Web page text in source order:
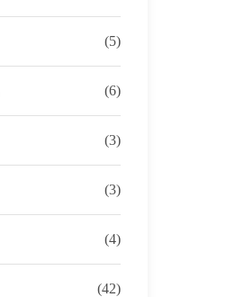
(5)
(6)
(3)
(3)
(4)
(42)